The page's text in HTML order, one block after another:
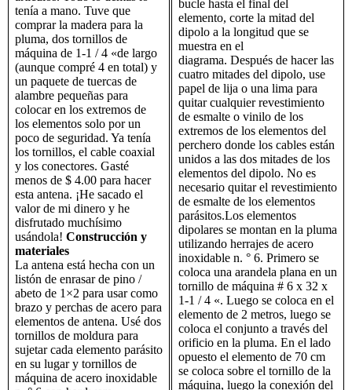
tenía a mano. Tuve que
comprar la madera para la
pluma, dos tornillos de
máquina de 1-1 / 4 «de largo
(aunque compré 4 en total) y
un paquete de tuercas de
alambre pequeñas para
colocar en los extremos de
los elementos solo por un
poco de seguridad. Ya tenía
los tornillos, el cable coaxial
y los conectores. Gasté
menos de $ 4.00 para hacer
esta antena. ¡He sacado el
valor de mi dinero y he
disfrutado muchísimo
usándola! Construcción y
materiales
La antena está hecha con un
listón de enrasar de pino /
abeto de 1×2 para usar como
brazo y perchas de acero para
elementos de antena. Usé dos
tornillos de moldura para
sujetar cada elemento parásito
en su lugar y tornillos de
máquina de acero inoxidable
bucle hasta el final del
elemento, corte la mitad del
dipolo a la longitud que se
muestra en el
diagrama. Después de hacer las
cuatro mitades del dipolo, use
papel de lija o una lima para
quitar cualquier revestimiento
de esmalte o vinilo de los
extremos de los elementos del
perchero donde los cables están
unidos a las dos mitades de los
elementos del dipolo. No es
necesario quitar el revestimiento
de esmalte de los elementos
parásitos.Los elementos
dipolares se montan en la pluma
utilizando herrajes de acero
inoxidable n. ° 6. Primero se
coloca una arandela plana en un
tornillo de máquina # 6 x 32 x
1-1 / 4 «. Luego se coloca en el
elemento de 2 metros, luego se
coloca el conjunto a través del
orificio en la pluma. En el lado
opuesto el elemento de 70 cm
se coloca sobre el tornillo de la
máquina, luego la conexión del